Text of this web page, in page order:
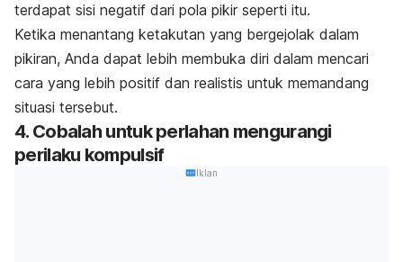
terdapat sisi negatif dari pola pikir seperti itu.
Ketika menantang ketakutan yang bergejolak dalam
pikiran, Anda dapat lebih membuka diri dalam mencari
cara yang lebih positif dan realistis untuk memandang
situasi tersebut.
4. Cobalah untuk perlahan mengurangi
perilaku kompulsif
Iklan